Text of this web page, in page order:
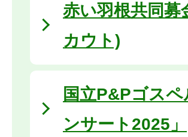
赤い羽根共同募
カウト)
国立P&Pゴス
ンサート2025」